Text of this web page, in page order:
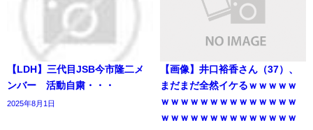
【LDH】三代目JSB今市隆二メ
ンバー 活動自粛・・・
2025年8月1日
【画像】井口裕香さん（37）、
まだまだ全然イケるｗｗｗｗｗ
ｗｗｗｗｗｗｗｗｗｗｗｗｗｗ
ｗｗｗｗｗｗｗｗｗｗｗｗｗｗ